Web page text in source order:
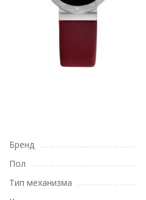
Бренд
Пол
Тип механизма